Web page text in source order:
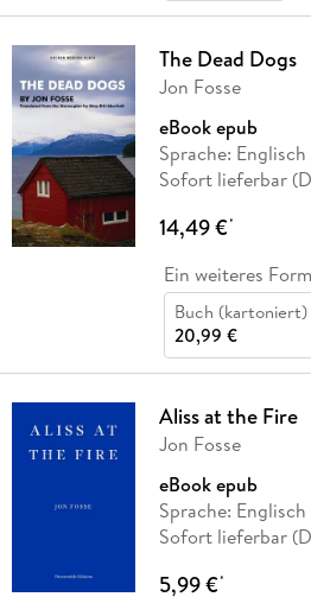
The Dead Dogs
Jon Fosse
eBook epub
Sprache: Englisch
Sofort lieferbar
14,49 €*
Ein weiteres
Buch (kartoniert)
20,99 €
Aliss at the Fire
Jon Fosse
eBook epub
Sprache: Englisch
Sofort lieferbar
5,99 €*